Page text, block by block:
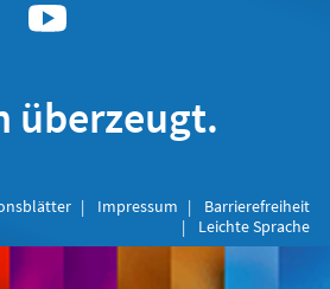
überzeugt.
Impressum
Barrierefreiheit
Leichte Sprache